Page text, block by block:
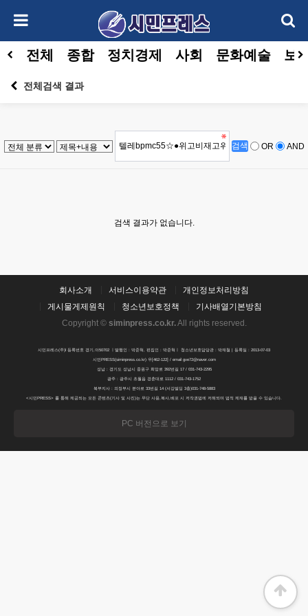
전체 종합 정치경제 사회 문화예술 보
전체검색 결과
OR AND
검색 결과가 없습니다.
회사소개 서비스이용약관
개인정보처리방침
게시물게제원칙
청소년보호정책
기사배열기본방침
Copyright © siminpress.co.kr.All rights reserved.
시민프레스(주)l 등록번호 경기,아50702 ㅣ발행인 : 박준혁, 편집인 : 박준혁ㅣ 청소년보호담당관 : 박재철 | 등록일 : 2013-07-03
시민PRESS(siminpress.co.kr) 우[462-122] / email gve72@naver.com
성남 : 경기도 성남시 중원구 희망로 392번길 17 / 031-743-2295
광주 : 광주시 초월읍 경춘대로 1112 / 031-743-1752
북부지사 : 의정부시 분야로 33번길 14 (서강빌딩 3층)031-748-5883
<시민PRESS> 를 통해 제공되는 모든 콘텐츠(기사 및 사진)는 무단 사용,복사,배포 시 저작권법에 저해되며 법적 제재를 받을 수 있습니다.
PC 버전으로 보기